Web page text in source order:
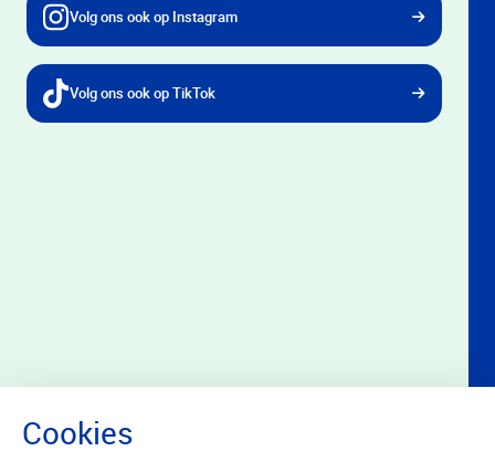
Volg ons ook op Instagram
Volg ons ook op TikTok